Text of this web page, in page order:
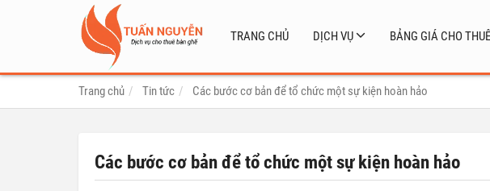
TRANG CHỦ DỊCH VỤ BẢNG GIÁ CHO
Trang chủ Tin tức Các bước cơ bản để tổ chức một sự kiện hoàn hảo
Các bước cơ bản để tổ chức một sự kiện hoàn hảo